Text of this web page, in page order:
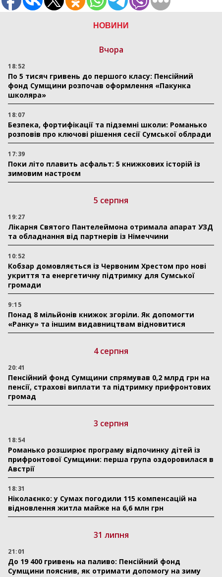
НОВИНИ
Вчора
18:52
По 5 тисяч гривень до першого класу: Пенсійний
фонд Сумщини розпочав оформлення «Пакунка
школяра»
18:07
Безпека, фортифікації та підземні школи: Романько
розповів про ключові рішення сесії Сумської облради
17:39
Поки літо плавить асфальт: 5 книжкових історій із
зимовим настроєм
5 серпня
19:27
Лікарня Святого Пантелеймона отримала апарат УЗД
та обладнання від партнерів із Німеччини
10:52
Кобзар домовляється із Червоним Хрестом про нові
укриття та енергетичну підтримку для Сумської
громади
9:15
Понад 8 мільйонів книжок згоріли. Як допомогти
«Ранку» та іншим видавництвам відновитися
4 серпня
20:41
Пенсійний фонд Сумщини спрямував 0,2 млрд грн на
пенсії, страхові виплати та підтримку прифронтових
громад
3 серпня
18:54
Романько розширює програму відпочинку дітей із
прифронтової Сумщини: перша група оздоровилася в
Австрії
18:31
Ніколаєнко: у Сумах погодили 115 компенсацій на
відновлення житла майже на 6,6 млн грн
31 липня
21:01
До 19 400 гривень на паливо: Пенсійний фонд
Сумщини пояснив, як отримати допомогу на зиму